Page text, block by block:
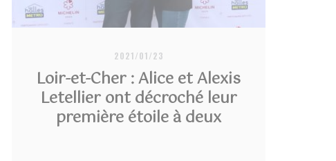
2021/01/23
Loir-et-Cher : Alice et Alexis
Letellier ont décroché leur
première étoile à deux